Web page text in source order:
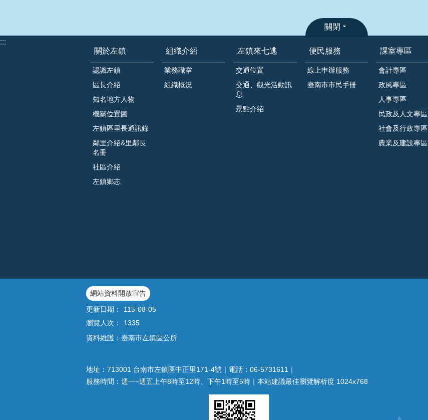
關閉
:::
關於左鎮
認識左鎮
區長介紹
知名地方人物
機關位置圖
左鎮區里長通訊錄
鄰里介紹&里鄰長
名冊
社區介紹
左鎮鄉志
組織介紹
業務職掌
組織概況
左鎮來七逃
交通位置
交通、觀光活動訊
息
景點介紹
便民服務
線上申辦服務
臺南市市民手冊
課室專區
會計專區
政風專區
人事專區
民政及人文專區
社會及行政專區
農業及建設專區
網站資料開放宣告
更新日期：
115-08-05
瀏覽人次：
1335
資料維護：臺南市左鎮區公所
地址：713001 台南市左鎮區中正里171-4號｜電話：06-5731611｜
服務時間：週一~週五上午8時至12時、下午1時至5時｜本站建議最佳瀏覽解析度 1024x768